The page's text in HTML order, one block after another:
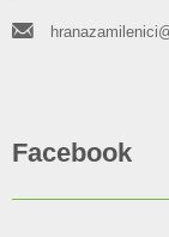
Facebook